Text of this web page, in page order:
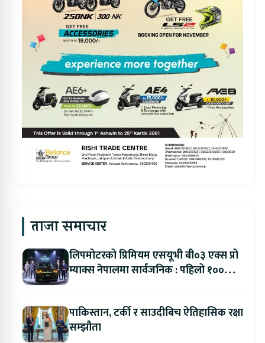
ताजा समाचार
लिपमोटरको प्रिमियम एसयूभी बी०३ एक्स प्रो
म्याक्स नेपालमा सार्वजनिक : पहिलो १००
पाकिस्तान, टर्की र साउदीबिच ऐतिहासिक रक्षा
सम्झौता